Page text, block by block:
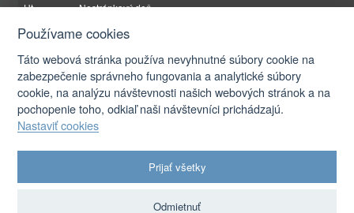
Ut
Nestránkový deň
St
07:00 - 12:00
Pi
07:00 - 12:30
Ochrana osobných údajov|Prístupnosť
Používame cookies
Táto webová stránka používa nevyhnutné súbory cookie na
zabezpečenie správneho fungovania a analytické súbory
cookie, na analýzu návštevnosti našich webových stránok a na
pochopenie toho, odkiaľ naši návštevníci prichádzajú.
Nastaviť cookies
Prijať všetky
Odmietnuť